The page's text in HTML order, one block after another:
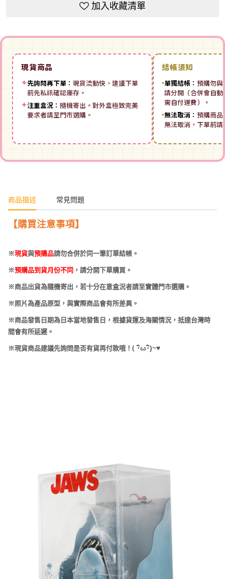
加入收藏清單
現貨商品
✦先詢問再下單： 現貨流動快，建議下單
前先私訊確認庫存。
✦注重盒況： 隨機寄出。對外盒極致完美
要求者請至門市選購。
結帳須知
▪單獨結帳： 預購勿與
請分開（合併會自
需自付運費）。
▪無法取消： 預購商品
無法取消，下單前
商品描述 常見問題
【購買注意事項】
※現貨與預購品請勿合併於同一筆訂單結帳。
※預購品到貨月份不同 ，請分開下單購買。
※商品出貨為隨機寄出，若十分在意盒況者請至實體門市選購。
※照片為產品原型，與實際商品會有所差異。
※商品發售日期為日本當地發售日，根據貨運及海關情況，抵達台灣時
間會有所延遲。
※現貨商品建議先詢問是否有貨再付款哦！ (･ω･)~♥